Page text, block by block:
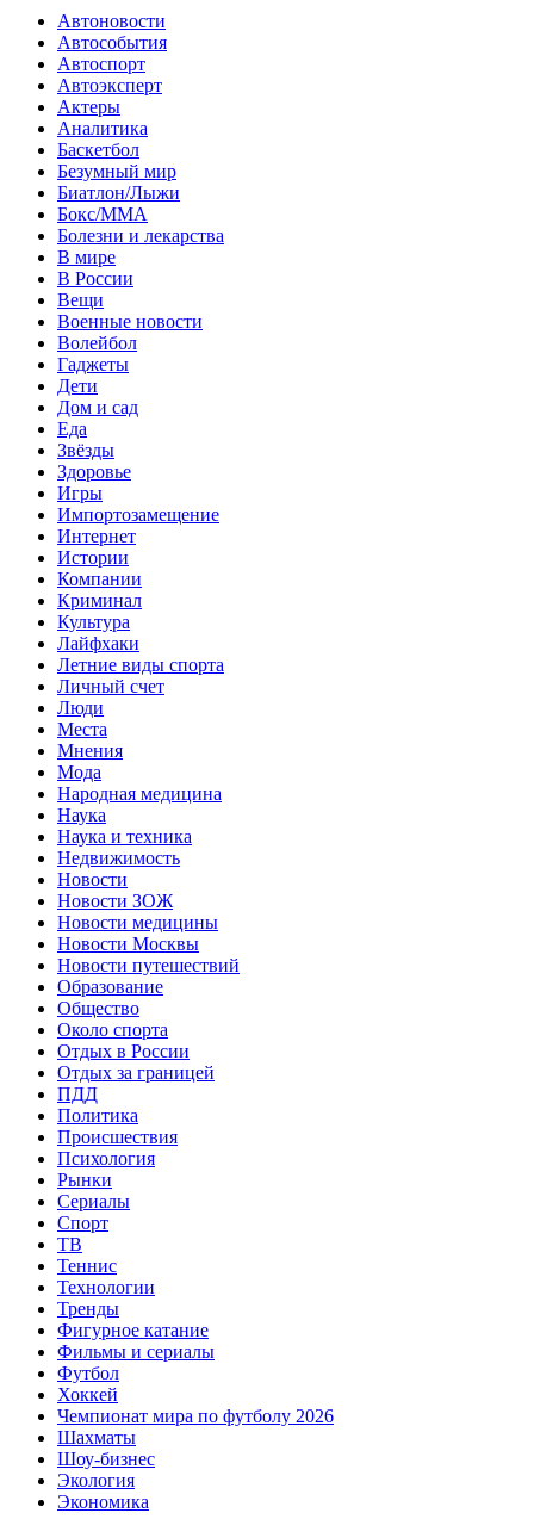
Автоновости
Автособытия
Автоспорт
Автоэксперт
Актеры
Аналитика
Баскетбол
Безумный мир
Биатлон/Лыжи
Бокс/MMA
Болезни и лекарства
В мире
В России
Вещи
Военные новости
Волейбол
Гаджеты
Дети
Дом и сад
Еда
Звёзды
Здоровье
Игры
Импортозамещение
Интернет
Истории
Компании
Криминал
Культура
Лайфхаки
Летние виды спорта
Личный счет
Люди
Места
Мнения
Мода
Народная медицина
Наука
Наука и техника
Недвижимость
Новости
Новости ЗОЖ
Новости медицины
Новости Москвы
Новости путешествий
Образование
Общество
Около спорта
Отдых в России
Отдых за границей
ПДД
Политика
Происшествия
Психология
Рынки
Сериалы
Спорт
ТВ
Теннис
Технологии
Тренды
Фигурное катание
Фильмы и сериалы
Футбол
Хоккей
Чемпионат мира по футболу 2026
Шахматы
Шоу-бизнес
Экология
Экономика